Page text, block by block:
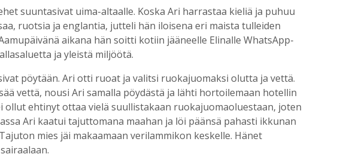
suuntasivat uima-altaalle. Koska Ari harrastaa kieliä ja puhuu
ruotsia ja englantia, jutteli hän iloisena eri maista tulleiden
aikana hän soitti kotiin jääneelle Elinalle WhatsApp-
ja yleistä miljöötä.
pöytään. Ari otti ruoat ja valitsi ruokajuomaksi olutta ja vettä.
vettä, nousi Ari samalla pöydästä ja lähti hortoilemaan hotellin
ollut ehtinyt ottaa vielä suullistakaan ruokajuomaoluestaan, joten
Ari kaatui tajuttomana maahan ja löi päänsä pahasti ikkunan
mies jäi makaamaan verilammikon keskelle. Hänet